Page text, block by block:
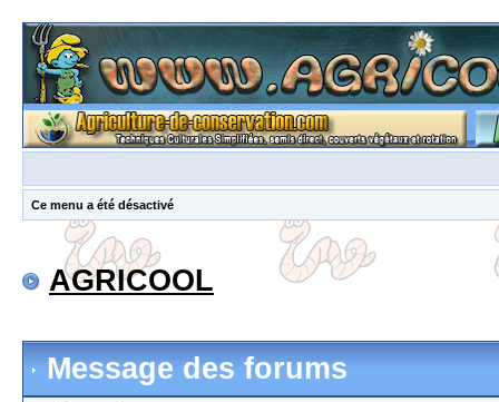
Ce menu a été désactivé
AGRICOOL
Message des forums